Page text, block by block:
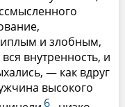
и злобным,
внутренность, и
— как вдруг
высокого
6